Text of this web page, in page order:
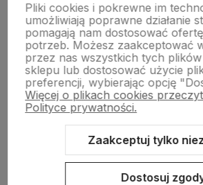
Do koszyka
Zapisz się na nasz biuletyn –
Pliki cookies i pokrewne im
umożliwiają poprawne działanie
pomagają nam dostosować
potrzeb. Możesz zaakceptować
przez nas wszystkich tych
sklepu lub dostosować użycie
preferencji, wybierając opcję
Więcej o plikach cookies
Polityce prywatności.
Zaakceptuj tylko
Dostosuj